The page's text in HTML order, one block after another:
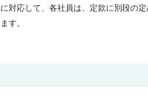
対応して、各社員は、定款に別段の
す。